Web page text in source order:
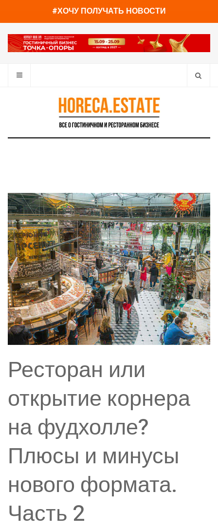
#ХОЧУ ПОЛУЧАТЬ НОВОСТИ
Ресторан или
открытие корнера
на фудхолле?
Плюсы и минусы
нового формата.
Часть 2